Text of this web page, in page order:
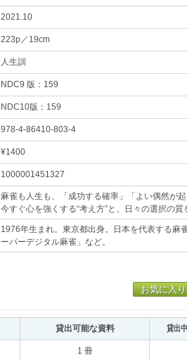
2021.10
223p／19cm
人生訓
NDC9 版：159
NDC10版：159
978-4-86410-803-4
¥1400
1000001451327
麻雀も人生も、「成功する確率」「よい偶然が
今すぐ心を強くする“考え方”と、日々の選択の
1976年生まれ。東京都出身。日本を代表する麻
ーパーデジタル麻雀」など。
お気に入
貸出可能な資料 貸出
1 冊